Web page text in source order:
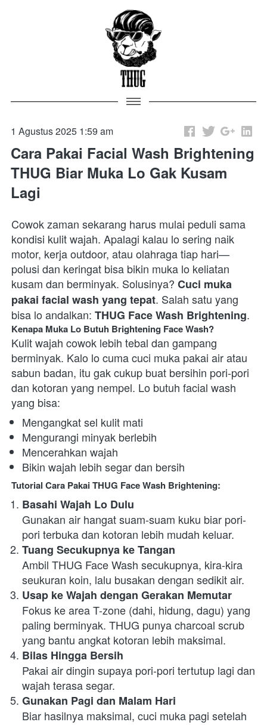
1 Agustus 2025 1:59 am
Cara Pakai Facial Wash Brightening
THUG Biar Muka Lo Gak Kusam
Lagi
Cowok zaman sekarang harus mulai peduli sama
kondisi kulit wajah. Apalagi kalau lo sering naik
motor, kerja outdoor, atau olahraga tiap hari—
polusi dan keringat bisa bikin muka lo keliatan
kusam dan berminyak. Solusinya? Cuci muka
pakai facial wash yang tepat. Salah satu yang
bisa lo andalkan: THUG Face Wash Brightening.
Kenapa Muka Lo Butuh Brightening Face Wash?
Kulit wajah cowok lebih tebal dan gampang
berminyak. Kalo lo cuma cuci muka pakai air atau
sabun badan, itu gak cukup buat bersihin pori-pori
dan kotoran yang nempel. Lo butuh facial wash
yang bisa:
Mengangkat sel kulit mati
Mengurangi minyak berlebih
Mencerahkan wajah
Bikin wajah lebih segar dan bersih
Tutorial Cara Pakai THUG Face Wash Brightening:
Basahi Wajah Lo Dulu
Gunakan air hangat suam-suam kuku biar pori-
pori terbuka dan kotoran lebih mudah keluar.
Tuang Secukupnya ke Tangan
Ambil THUG Face Wash secukupnya, kira-kira
seukuran koin, lalu busakan dengan sedikit air.
Usap ke Wajah dengan Gerakan Memutar
Fokus ke area T-zone (dahi, hidung, dagu) yang
paling berminyak. THUG punya charcoal scrub
yang bantu angkat kotoran lebih maksimal.
Bilas Hingga Bersih
Pakai air dingin supaya pori-pori tertutup lagi dan
wajah terasa segar.
Gunakan Pagi dan Malam Hari
Biar hasilnya maksimal, cuci muka pagi setelah